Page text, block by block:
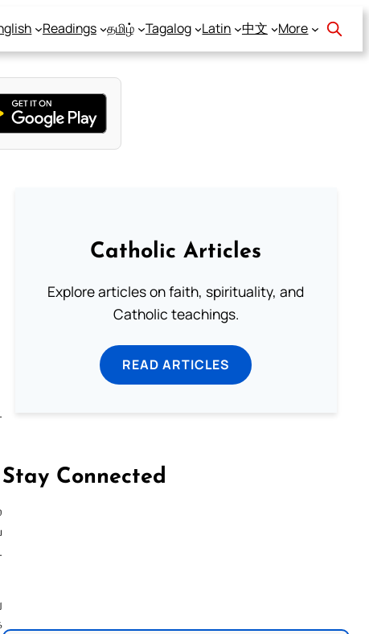
Readings தமிழ் Tagalog Latin 中文 More
Catholic Articles
Explore articles on faith, spirituality, and
Catholic teachings.
READ ARTICLES
Stay Connected
Follow us on Facebook